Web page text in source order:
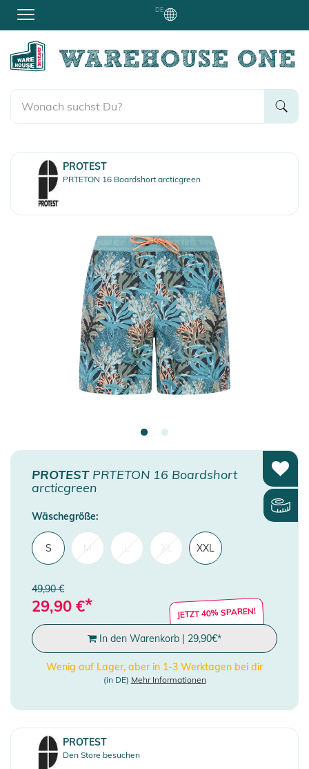
DE
PROTEST
PRTETON 16 Boardshort arcticgreen
PROTESTPRTETON 16 Boardshort
arcticgreen
Wäschegröße:
S XXL
49,90 €
29,90 €* JETZT 40% SPAREN!
In den Warenkorb | 29,90€*
Wenig auf Lager, aber in 1-3 Werktagen bei dir
(in DE) Mehr Informationen
PROTEST
Den Store besuchen